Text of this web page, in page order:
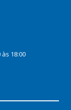
18:00